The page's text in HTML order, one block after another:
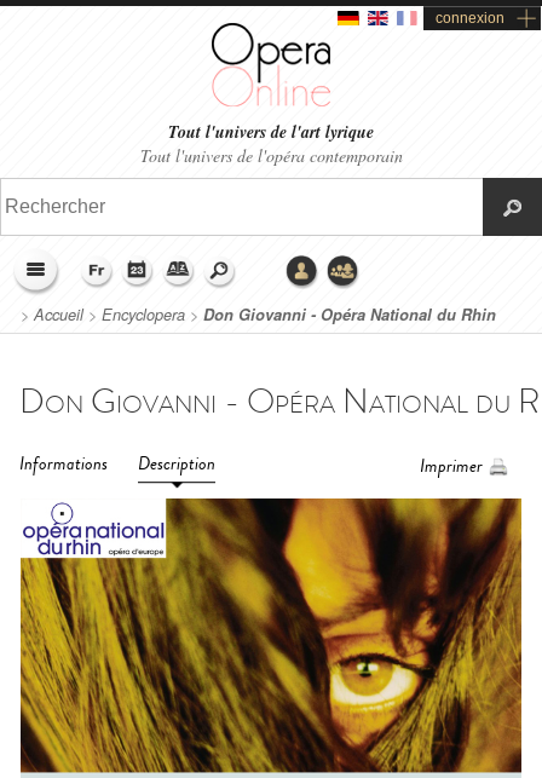
connexion
Tout l'univers de l'art lyrique
Tout l'univers de l'opéra contemporain
>Accueil> Encyclopera > Don Giovanni - Opéra National du Rhin
(2019)
Informations Description Imprimer